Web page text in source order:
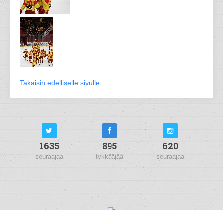
Takaisin edelliselle sivulle
1635
seuraajaa
895
tykkääjää
620
seuraajaa